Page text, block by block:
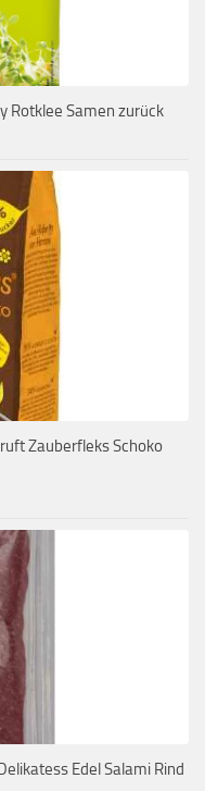
Rotklee Samen zurück
Zauberfleks Schoko
Edel Salami Rind